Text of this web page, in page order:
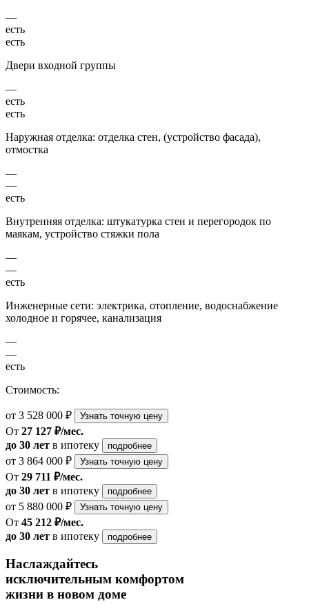
—
есть
есть
Двери входной группы
—
есть
есть
Наружная отделка: отделка стен, (устройство фасада),
отмостка
—
—
есть
Внутренняя отделка: штукатурка стен и перегородок по
маякам, устройство стяжки пола
—
—
есть
Инженерные сети: электрика, отопление, водоснабжение
холодное и горячее, канализация
—
—
есть
Стоимость:
от 3 528 000 ₽ Узнать точную цену
От 27 127 ₽/мес.
до 30 лет в ипотеку подробнее
от 3 864 000 ₽ Узнать точную цену
От 29 711 ₽/мес.
до 30 лет в ипотеку подробнее
от 5 880 000 ₽ Узнать точную цену
От 45 212 ₽/мес.
до 30 лет в ипотеку подробнее
Наслаждайтесь
исключительным комфортом
жизни в новом доме